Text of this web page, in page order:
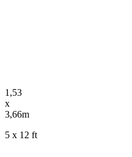
1,53
x
3,66m
5 x 12 ft